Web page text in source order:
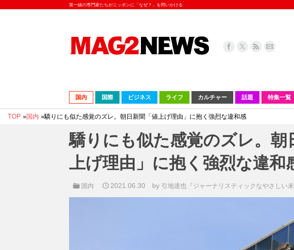
第一線の専門家たちがニッポンに「なぜ？」を問いかける
国内 国際 ビジネス ライフ カルチャー 話題 特集一覧
TOP »国内 »驕りにも似た感覚のズレ。朝日新聞「値上げ理由」に抱く強烈な違和感
驕りにも似た感覚のズレ。朝
上げ理由」に抱く強烈な違和
国内 2021.06.30 by 引地達也『ジャーナリスティックなやさしい未